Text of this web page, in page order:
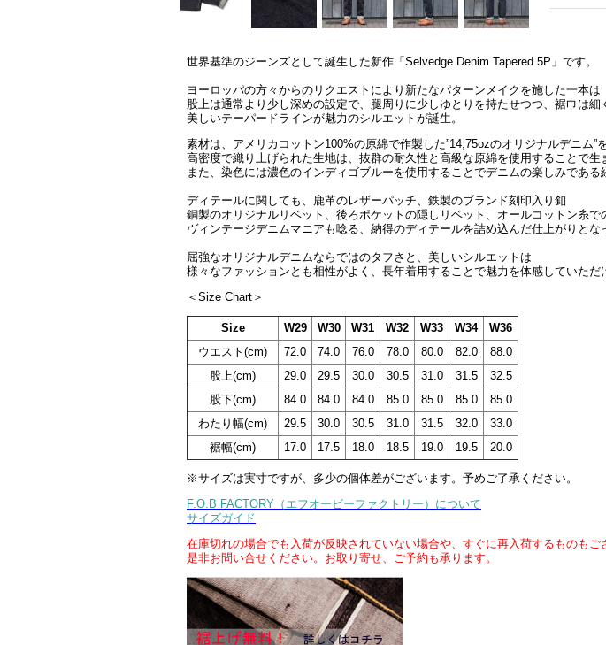
世界基準のジーンズとして誕生した新作「Selvedge Denim Tapered 5P」です。
ヨーロッパの方々からのリクエストにより新たなパターンメイクを施した一本は
股上は通常より少し深めの設定で、腿周りに少しゆとりを持たせつつ、裾巾は細
美しいテーパードラインが魅力のシルエットが誕生。
素材は、アメリカコットン100%の原綿で作製した”14,75ozのオリジナルデニム”
高密度で織り上げられた生地は、抜群の耐久性と高級な原綿を使用することで生
また、染色には濃色のインディゴブルーを使用することでデニムの楽しみである
ディテールに関しても、鹿革のレザーパッチ、鉄製のブランド刻印入り釦
銅製のオリジナルリベット、後ろポケットの隠しリベット、オールコットン糸で
ヴィンテージデニムマニアも唸る、納得のディテールを詰め込んだ仕上がりとな
屈強なオリジナルデニムならではのタフさと、美しいシルエットは
様々なファッションとも相性がよく、長年着用することで魅力を体感していただ
＜Size Chart＞
Size W29 W30 W31 W32 W33 W34
W36
ウエスト(cm)
72.0 74.0 76.0 78.0 80.0 82.0
88.0
股上(cm)
29.0 29.5 30.0 30.5 31.0 31.5
32.5
股下(cm)
84.0 84.0 84.0 85.0 85.0 85.0
85.0
わたり幅(cm)
29.5 30.0 30.5 31.0 31.5 32.0
33.0
裾幅(cm)
17.0 17.5 18.0 18.5 19.0 19.5 20.0
※サイズは実寸ですが、多少の個体差がございます。予めご了承ください。
F.O.B FACTORY（エフオービーファクトリー）について
サイズガイド
在庫切れの場合でも入荷が反映されていない場合や、すぐに再入荷するものもご
是非お問い合せください。お取り寄せ、ご予約も承ります。